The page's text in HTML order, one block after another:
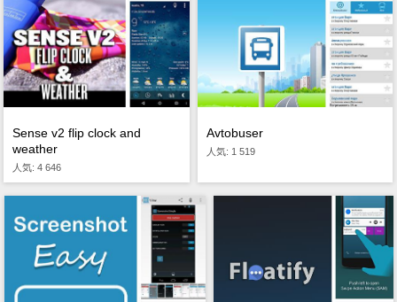
Sense v2 flip clock and
weather
人気: 4 646
Avtobuser
人気: 1 519